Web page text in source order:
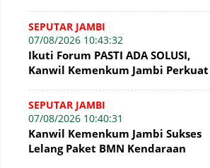
Perundang-undangan
SEPUTAR JAMBI
07/08/2026 10:43:32
Ikuti Forum PASTI ADA SOLUSI,
Kanwil Kemenkum Jambi Perkuat
SEPUTAR JAMBI
07/08/2026 10:40:31
Kanwil Kemenkum Jambi Sukses
Lelang Paket BMN Kendaraan